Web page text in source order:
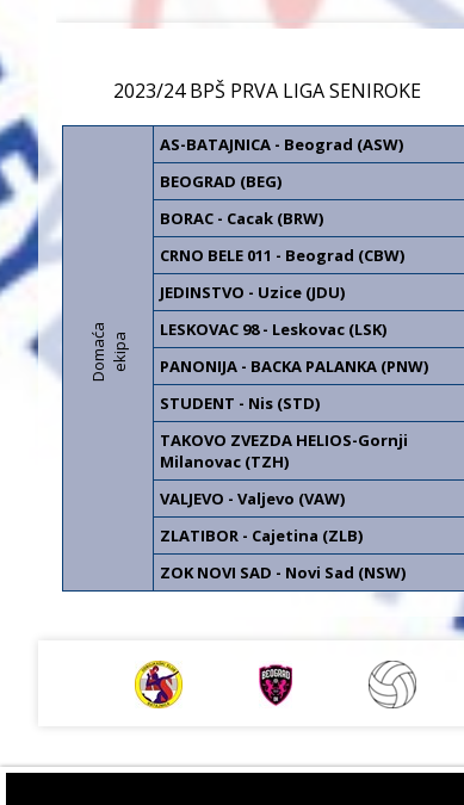
2023/24 BPŠ PRVA LIGA SENIROKE
D
o
m
a ć
a
e
k
i
p a
AS-BATAJNICA - Beograd (ASW)
BEOGRAD (BEG)
BORAC - Cacak (BRW)
CRNO BELE 011 - Beograd (CBW)
JEDINSTVO - Uzice (JDU)
LESKOVAC 98 - Leskovac (LSK)
PANONIJA - BACKA PALANKA (PNW)
STUDENT - Nis (STD)
TAKOVO ZVEZDA HELIOS-Gornji
Milanovac (TZH)
VALJEVO - Valjevo (VAW)
ZLATIBOR - Cajetina (ZLB)
ZOK NOVI SAD - Novi Sad (NSW)